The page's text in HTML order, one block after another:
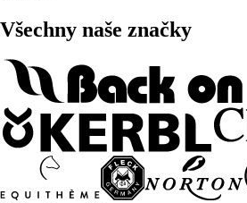
Všechny naše značky